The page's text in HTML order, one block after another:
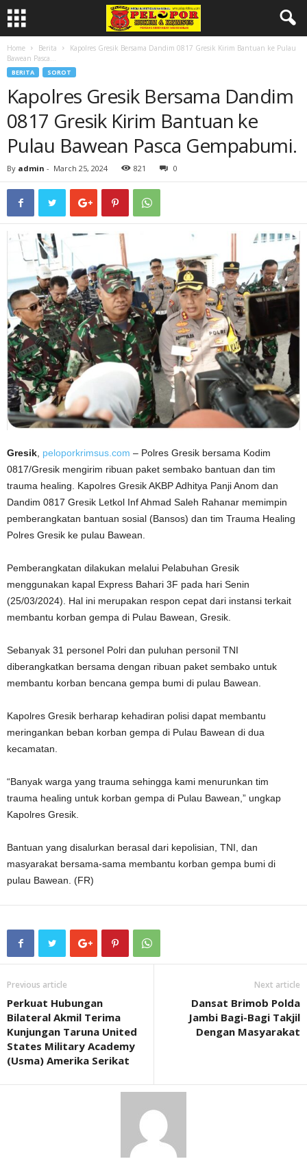
Home Berita
Kapolres Gresik Bersama Dandim 0817 Gresik Kirim Bantuan ke Pulau
Bawean Pasca...
BERITA SOROT
Kapolres Gresik Bersama Dandim
0817 Gresik Kirim Bantuan ke
Pulau Bawean Pasca Gempabumi.
By admin - March 25, 2024 821 0
Gresik peloporkrimsus.com – Polres Gresik bersama Kodim
0817/Gresik mengirim ribuan paket sembako bantuan dan tim
trauma healing. Kapolres Gresik AKBP Adhitya Panji Anom dan
Dandim 0817 Gresik Letkol Inf Ahmad Saleh Rahanar memimpin
pemberangkatan bantuan sosial (Bansos) dan tim Trauma Healing
Polres Gresik ke pulau Bawean.
Pemberangkatan dilakukan melalui Pelabuhan Gresik
menggunakan kapal Express Bahari 3F pada hari Senin
(25/03/2024). Hal ini merupakan respon cepat dari instansi terkait
membantu korban gempa di Pulau Bawean, Gresik.
Sebanyak 31 personel Polri dan puluhan personil TNI
diberangkatkan bersama dengan ribuan paket sembako untuk
membantu korban bencana gempa bumi di pulau Bawean.
Kapolres Gresik berharap kehadiran polisi dapat membantu
meringankan beban korban gempa di Pulau Bawean di dua
kecamatan.
“Banyak warga yang trauma sehingga kami menurunkan tim
trauma healing untuk korban gempa di Pulau Bawean,” ungkap
Kapolres Gresik.
Bantuan yang disalurkan berasal dari kepolisian, TNI, dan
masyarakat bersama-sama membantu korban gempa bumi di
pulau Bawean. (FR)
Previous article
Perkuat Hubungan
Bilateral Akmil Terima
Kunjungan Taruna United
States Military Academy
(Usma) Amerika Serikat
Next article
Dansat Brimob Polda
Jambi Bagi-Bagi Takjil
Dengan Masyarakat